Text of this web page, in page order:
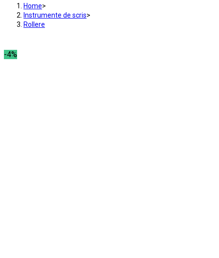
Home>
Instrumente de scris>
Rollere
-4%